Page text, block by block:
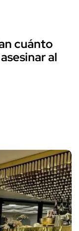
cuánto
al